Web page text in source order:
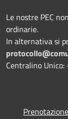
Le nostre PEC
ordinarie.
In alternativa si
Centralino